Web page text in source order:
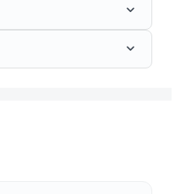
keyboard_arrow_down
keyboard_arrow_down